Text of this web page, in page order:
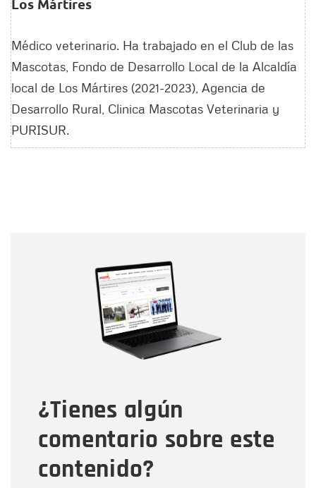
Los Mártires
Médico veterinario. Ha trabajado en el Club de las
Mascotas, Fondo de Desarrollo Local de la Alcaldía
local de Los Mártires (2021-2023), Agencia de
Desarrollo Rural, Clinica Mascotas Veterinaria y
PURISUR.
¿Tienes algún
comentario sobre este
contenido?
Correo electrónico
Tipo de comentario
Mensaje